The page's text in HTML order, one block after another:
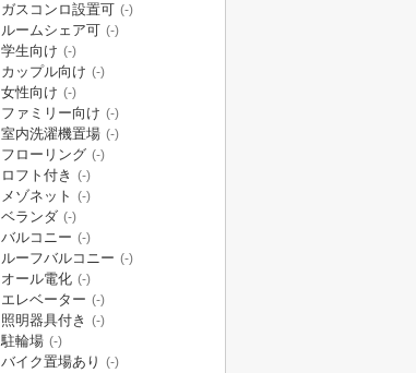
ガスコンロ設置可 (-)
ルームシェア可 (-)
学生向け (-)
カップル向け (-)
女性向け (-)
ファミリー向け (-)
室内洗濯機置場 (-)
フローリング (-)
ロフト付き (-)
メゾネット (-)
ベランダ (-)
バルコニー (-)
ルーフバルコニー (-)
オール電化 (-)
エレベーター (-)
照明器具付き (-)
駐輪場 (-)
バイク置場あり (-)